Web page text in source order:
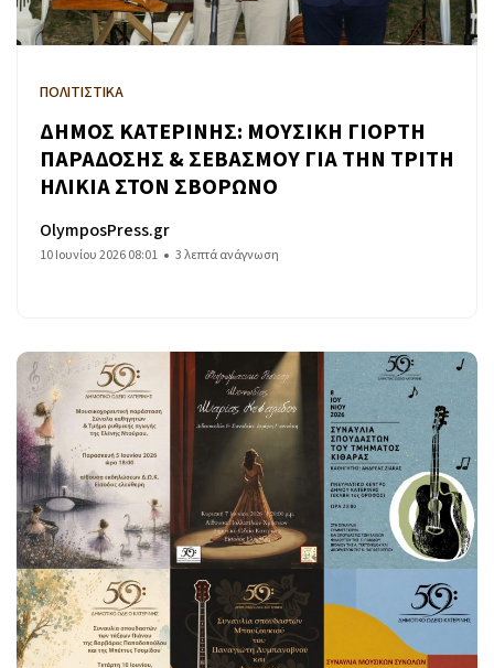
ΠΟΛΙΤΙΣΤΙΚΑ
ΔΗΜΟΣ ΚΑΤΕΡΙΝΗΣ: ΜΟΥΣΙΚΗ ΓΙΟΡΤΗ
ΠΑΡΑΔΟΣΗΣ & ΣΕΒΑΣΜΟΥ ΓΙΑ ΤΗΝ ΤΡΙΤΗ
ΗΛΙΚΙΑ ΣΤΟΝ ΣΒΟΡΩΝΟ
OlymposPress.gr
10 Ιουνίου 2026 08:01 3 λεπτά ανάγνωση